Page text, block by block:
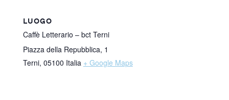
LUOGO
Caffè Letterario – bct Terni
Piazza della Repubblica, 1
Terni, 05100 Italia + Google Maps